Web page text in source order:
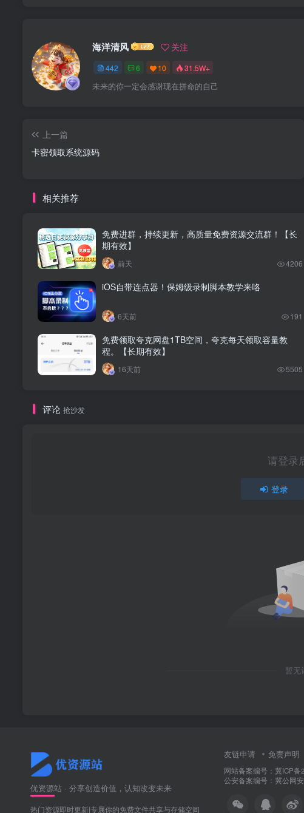
海洋清风 关注
442 6 10 31.5W+
未来的你一定会感谢现在拼命的自己
上一篇
卡密领取系统源码
相关推荐
免费进群，持续更新，高质量免费资源交流群！【长
期有效】
前天 4206
iOS自带连点器！保姆级录制脚本教学来咯
6天前 191
免费领取夸克网盘1TB空间，夸克每天领取容量教
程。【长期有效】
16天前 5505
评论 抢沙发
请登录
登录
暂无
优资源站 · 分享创造价值，认知改变未来
热门资源即时更新|专属你的免费文件共享与存储空间
友链申请 免责声明
网站备案编号：冀ICP
公安备案编号：冀公网